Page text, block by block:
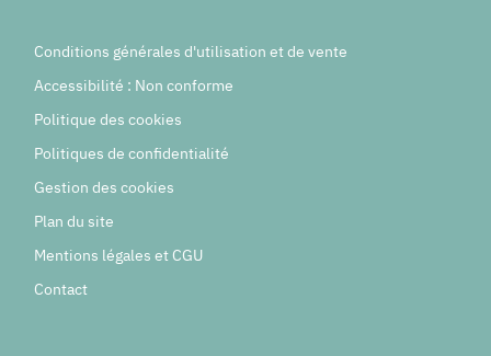
Conditions générales d'utilisation et de vente
Accessibilité : Non conforme
Politique des cookies
Politiques de confidentialité
Gestion des cookies
Plan du site
Mentions légales et CGU
Contact